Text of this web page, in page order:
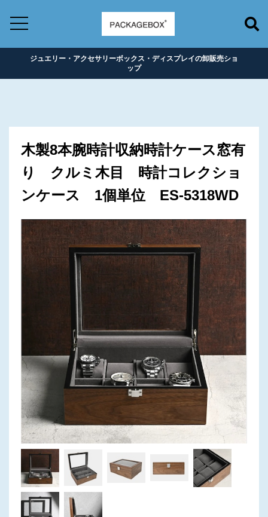
ジュエリー・アクセサリーボックス・ディスプレイの卸販売ショ
ップ
木製8本腕時計収納時計ケース窓有
り クルミ木目 時計コレクショ
ンケース 1個単位 ES-5318WD